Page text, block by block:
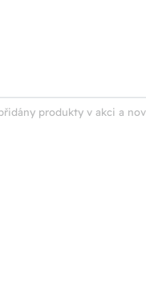
produkty v akci a